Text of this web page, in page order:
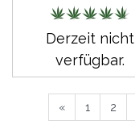
Derzeit nicht
verfügbar.
« 1 2